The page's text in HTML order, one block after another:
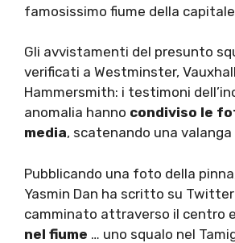
famosissimo fiume della
Gli avvistamenti del presunto
verificati a Westminster,
Hammersmith: i testimoni
anomalia hanno condiviso le
media, scatenando una
Pubblicando una foto della
Yasmin Dan ha scritto su
camminato attraverso il centro e
nel fiume … uno squalo nel